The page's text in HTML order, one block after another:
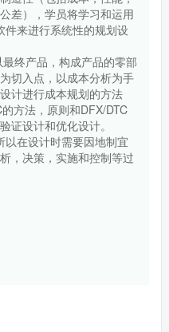
差），学员将学习和运用
件来进行系统性的规划设
终产品，构成产品的零部
切入点，以成本分析为手
计进行成本规划的方法
方法，原则和DFX/DTC
证设计和优化设计。
以在设计时需要因地制宜
，决策，实施和控制等过